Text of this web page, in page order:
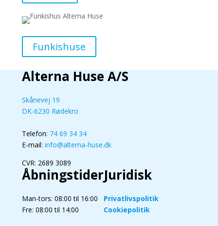
Funkishuse
Alterna Huse A/S
Skånevej 19
DK-6230 Rødekro
Telefon: 74 69 34 34
E-mail: info@alterna-huse.dk
CVR: 2689 3089
Åbningstider
Man-tors: 08:00 til 16:00
Fre: 08:00 til 14:00
Juridisk
Privatlivspolitik
Cookiepolitik